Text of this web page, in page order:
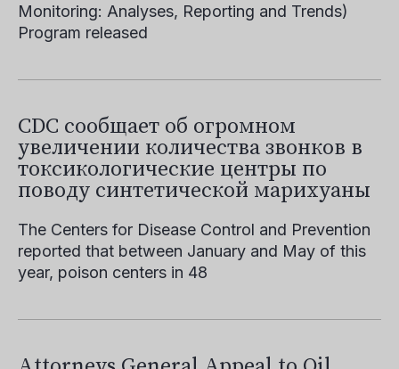
Monitoring: Analyses, Reporting and Trends)
Program released
CDC сообщает об огромном
увеличении количества звонков в
токсикологические центры по
поводу синтетической марихуаны
The Centers for Disease Control and Prevention
reported that between January and May of this
year, poison centers in 48